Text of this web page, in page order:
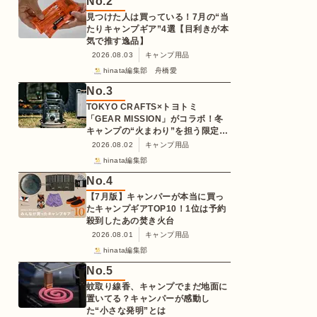
見つけた人は買っている！7月の“当
たりキャンプギア”4選【目利きが本
気で推す逸品】
2026.08.03
キャンプ用品
hinata編集部 舟橋愛
No.3
TOKYO CRAFTS×トヨトミ
「GEAR MISSION」がコラボ！冬
キャンプの“火まわり”を担う限定
K3クッキングストーブが登場
2026.08.02
キャンプ用品
hinata編集部
No.4
【7月版】キャンパーが本当に買っ
たキャンプギアTOP10！1位は予約
殺到したあの焚き火台
2026.08.01
キャンプ用品
hinata編集部
No.5
蚊取り線香、キャンプでまだ地面に
置いてる？キャンパーが感動し
た“小さな発明”とは